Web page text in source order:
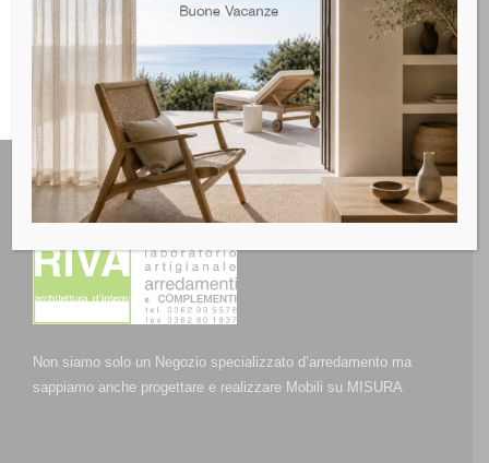
Non siamo solo un Negozio specializzato d’arredamento ma
sappiamo anche progettare e realizzare Mobili su MISURA